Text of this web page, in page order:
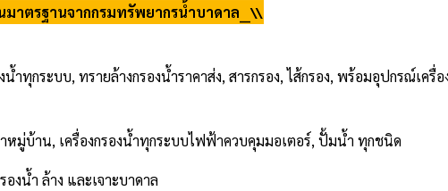
มาตรฐานจากกรมทรัพยากรน้ำบาดาล__\\
น้ำทุกระบบ, ทรายล้างกรองน้ำราคาส่ง, สารกรอง, ไส้กรอง, พร้อมอุปกรณ์เครื่อ
หมู่บ้าน, เครื่องกรองน้ำทุกระบบไฟฟ้าควบคุมมอเตอร์, ปั้มน้ำ ทุกชนิด
องน้ำ ล้าง และเจาะบาดาล